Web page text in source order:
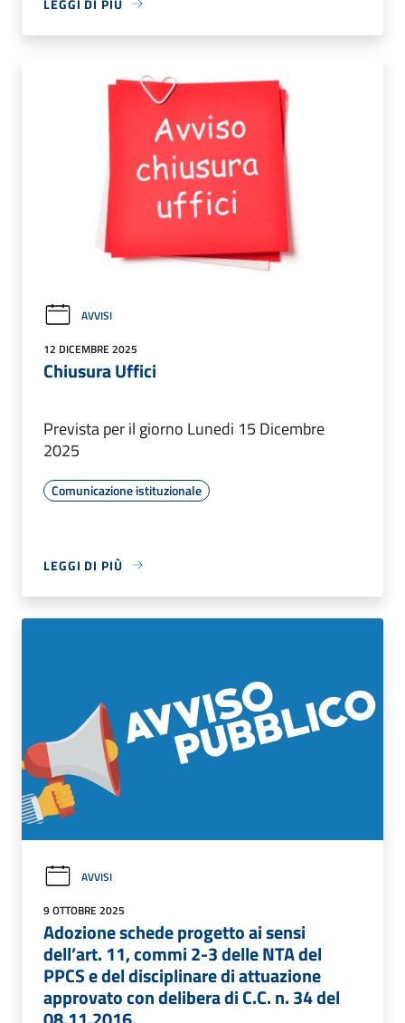
LEGGI DI PIÙ
AVVISI
12 DICEMBRE 2025
Chiusura Uffici
Prevista per il giorno Lunedi 15 Dicembre
2025
Comunicazione istituzionale
LEGGI DI PIÙ
AVVISI
9 OTTOBRE 2025
Adozione schede progetto ai sensi
dell’art. 11, commi 2-3 delle NTA del
PPCS e del disciplinare di attuazione
approvato con delibera di C.C. n. 34 del